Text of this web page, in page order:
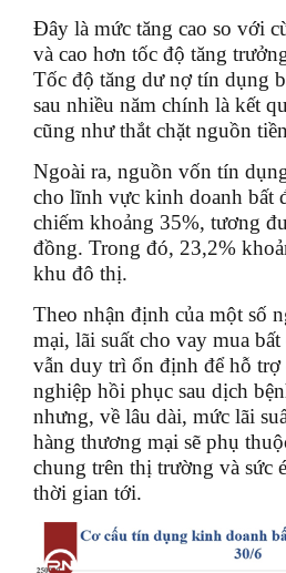
Đây là mức tăng cao so với
và cao hơn tốc độ tăng
Tốc độ tăng dư nợ tín dụng
sau nhiều năm chính là kết
cũng như thắt chặt nguồn
Ngoài ra, nguồn vốn tín
cho lĩnh vực kinh doanh bất
chiếm khoảng 35%, tương
đồng. Trong đó, 23,2%
khu đô thị.
Theo nhận định của một số
mại, lãi suất cho vay mua
vẫn duy trì ổn định để hỗ trợ
nghiệp hồi phục sau dịch
nhưng, về lâu dài, mức lãi
hàng thương mại sẽ phụ
chung trên thị trường và sức
thời gian tới.